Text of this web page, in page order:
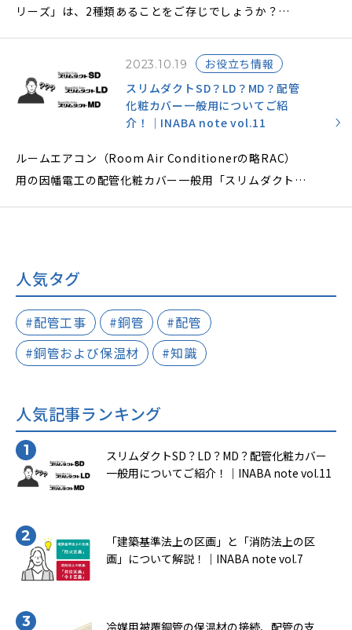
リーズ」は、2種類あることをご存じでしょうか？
（Package Air Conditionerの略PAC）で使用され、
設置場所や収納配管系統数などで使い分けができます。
2種類の配管化粧カバーの違いと特長、ラッキングにつ
いてご説明し、配管化粧カバーを設置するメリットにつ
2023.10.19
お役立ち情報
スリムダクトSD？LD？MD？配管
化粧カバー一般用についてご紹
介！｜INABA note vol.11
ルームエアコン（Room Air Conditionerの略RAC）
用の因幡電工の配管化粧カバー一般用「スリムダクトシ
ーの違いと特長をご説明し、配管化粧カバーを設置する
メリットについても解説します。
人気タグ
#配管工事 #銅管
#配管
#銅管および保温材
#知識
人気記事ランキング
スリムダクトSD？LD？MD？配管化粧カバー
一般用についてご紹介！｜INABA note vol.11
「建築基準法上の区画」と「消防法上の区
画」について解説！｜INABA note vol.7
冷媒用被覆銅管の保温材の接続、配管の支